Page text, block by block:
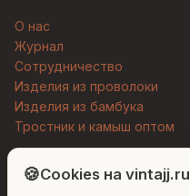
О нас
Журнал
Сотрудничество
Изделия из проволоки
Изделия из бамбука
Тростник и камыш оптом
🍪Cookies на vintajj.ru
Людмила